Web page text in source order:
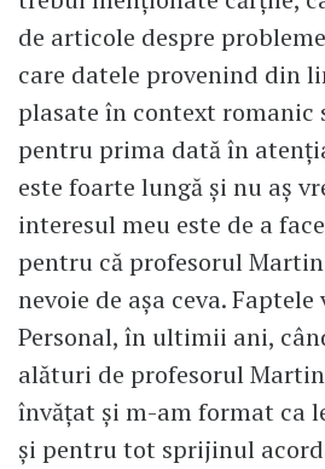
de articole despre
care datele provenind din
plasate în context romanic
pentru prima dată în
este foarte lungă și nu aș
interesul meu este de a
pentru că profesorul
nevoie de așa ceva.
Personal, în ultimii ani,
alături de profesorul
învățat și m-am format ca
și pentru tot sprijinul